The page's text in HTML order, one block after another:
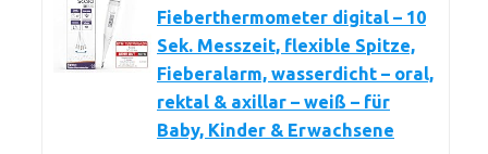
Fieberthermometer digital – 10
Sek. Messzeit, flexible Spitze,
Fieberalarm, wasserdicht – oral,
rektal & axillar – weiß – für
Baby, Kinder & Erwachsene